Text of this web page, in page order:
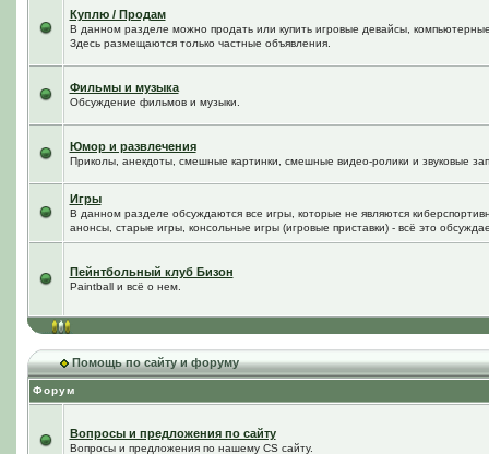
Куплю / Продам
В данном разделе можно продать или купить игровые девайсы,
Здесь размещаются только частные объявления.
Фильмы и музыка
Обсуждение фильмов и музыки.
Юмор и развлечения
Приколы, анекдоты, смешные картинки, смешные видео-ролики и звуковые
Игры
В данном разделе обсуждаются все игры, которые не являются
анонсы, старые игры, консольные игры (игровые приставки) - всё это
Пейнтбольный клуб Бизон
Paintball и всё о нем.
Помощь по сайту и форуму
Форум
Вопросы и предложения по сайту
Вопросы и предложения по нашему CS сайту.